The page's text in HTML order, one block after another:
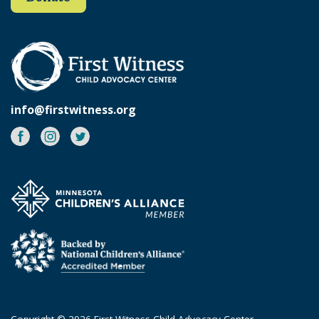
info@firstwitness.org
Facebook
Instagram
Twitter